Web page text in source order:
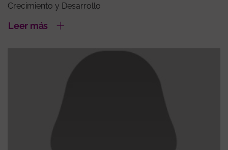
Crecimiento y Desarrollo
Leer más